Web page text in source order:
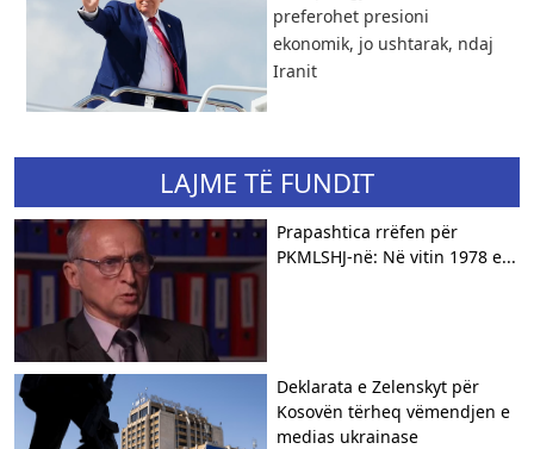
preferohet presioni
ekonomik, jo ushtarak, ndaj
Iranit
LAJME TË FUNDIT
Prapashtica rrëfen për
PKMLSHJ-në: Në vitin 1978 e...
Deklarata e Zelenskyt për
Kosovën tërheq vëmendjen e
medias ukrainase